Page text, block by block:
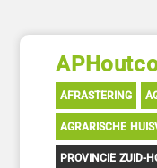
AFRASTERING
AGRARISCHE
PROVINCIE ZUID-